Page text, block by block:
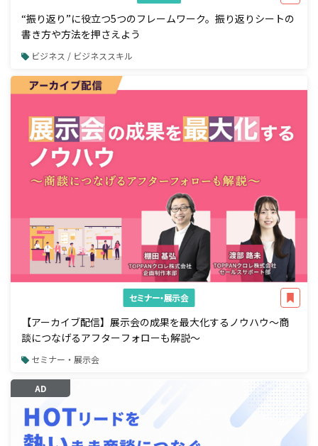
“振り返り”に役立つ5つのフレームワーク。振り返りシートの
書き方や方法を押さえよう
ビジネス / ビジネススキル
セミナー・展示会
【アーカイブ配信】展示会の成果を最大化するノウハウ～商
談につなげるアフターフォローも解説～
セミナー・展示会
AD